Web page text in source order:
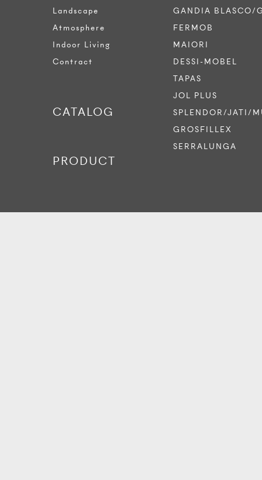
Landscape
Atmosphere
Indoor Living
Contract
CATALOG
PRODUCT
GANDIA BLASCO/
FERMOB
MAIORI
DESSI-MOBEL
TAPAS
JOL PLUS
SPLENDOR/JATI/
GROSFILLEX
SERRALUNGA